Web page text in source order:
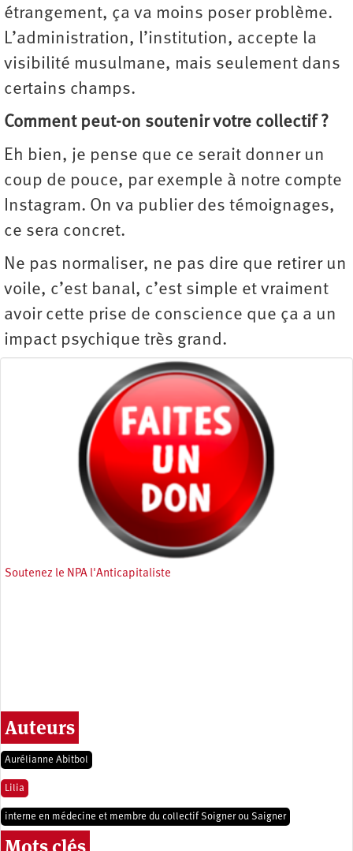
étrangement, ça va moins poser problème.
L’administration, l’institution, accepte la
visibilité musulmane, mais seulement dans
certains champs.
Comment peut-on soutenir votre collectif ?
Eh bien, je pense que ce serait donner un
coup de pouce, par exemple à notre compte
Instagram. On va publier des témoignages,
ce sera concret.
Ne pas normaliser, ne pas dire que retirer un
voile, c’est banal, c’est simple et vraiment
avoir cette prise de conscience que ça a un
impact psychique très grand.
Soutenez le NPA l'Anticapitaliste
Auteurs
Aurélianne Abitbol
Lilia
interne en médecine et membre du collectif Soigner ou Saigner